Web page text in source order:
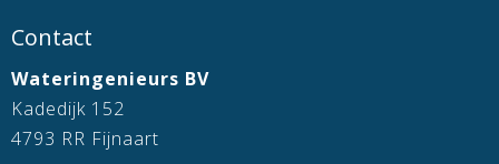
Contact
Wateringenieurs BV
Kadedijk 152
4793 RR Fijnaart